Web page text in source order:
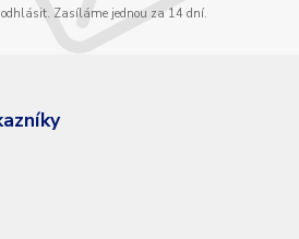
odhlásit. Zasíláme jednou za 14 dní.